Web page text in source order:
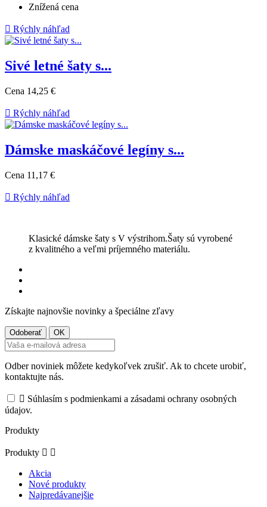
Znížená cena
 Rýchly náhľad
Sivé letné šaty s...
Cena 14,25 €
 Rýchly náhľad
Dámske maskáčové legíny s...
Cena 11,17 €
 Rýchly náhľad
Klasické dámske šaty s V výstrihom.Šaty sú vyrobené
z kvalitného a veľmi príjemného materiálu.
Získajte najnovšie novinky a špeciálne zľavy
Odber noviniek môžete kedykoľvek zrušiť. Ak to chcete urobiť,
kontaktujte nás.
 Súhlasím s podmienkami a zásadami ochrany osobných
údajov.
Produkty
Produkty  
Akcia
Nové produkty
Najpredávanejšie